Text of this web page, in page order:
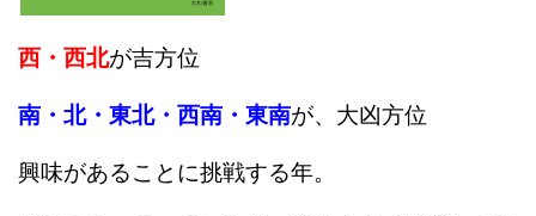
西・西北が吉方位
南・北・東北・西南・東南が、大凶方位
興味があることに挑戦する年。